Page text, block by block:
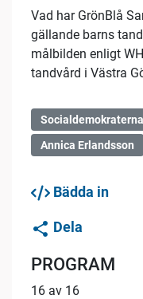
Vad har GrönBlå
gällande barns
målbilden enligt
tandvård i Västra
Socialdemokraterna
Annica Erlandsson
Bädda in
Dela
PROGRAM
16 av 16